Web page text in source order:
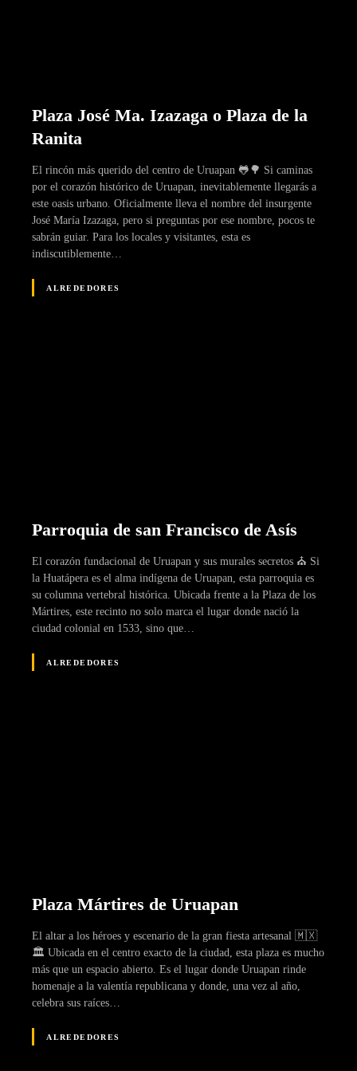
Plaza José Ma. Izazaga o Plaza de la
Ranita
El rincón más querido del centro de Uruapan 🐸🌳 Si caminas
por el corazón histórico de Uruapan, inevitablemente llegarás a
este oasis urbano. Oficialmente lleva el nombre del insurgente
José María Izazaga, pero si preguntas por ese nombre, pocos te
sabrán guiar. Para los locales y visitantes, esta es
indiscutiblemente…
ALREDEDORES
Parroquia de san Francisco de Asís
El corazón fundacional de Uruapan y sus murales secretos ⛪ Si
la Huatápera es el alma indígena de Uruapan, esta parroquia es
su columna vertebral histórica. Ubicada frente a la Plaza de los
Mártires, este recinto no solo marca el lugar donde nació la
ciudad colonial en 1533, sino que…
ALREDEDORES
Plaza Mártires de Uruapan
El altar a los héroes y escenario de la gran fiesta artesanal 🇲🇽
🏛️ Ubicada en el centro exacto de la ciudad, esta plaza es mucho
más que un espacio abierto. Es el lugar donde Uruapan rinde
homenaje a la valentía republicana y donde, una vez al año,
celebra sus raíces…
ALREDEDORES